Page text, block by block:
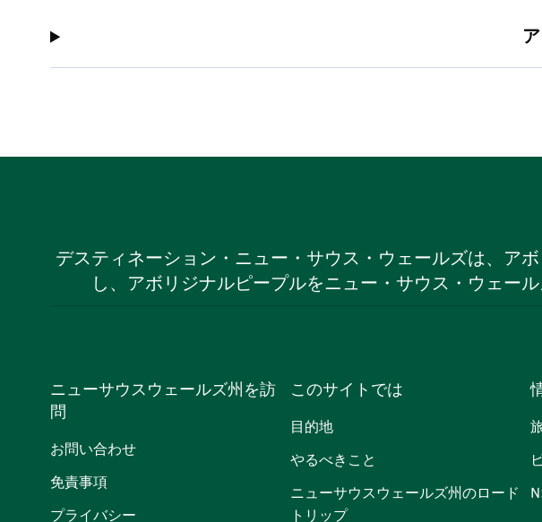
デスティネーション・ニュー・サウス・ウェールズは、ア
し、アボリジナルピープルをニュー・サウス・ウェー
ニューサウスウェールズ州を訪
問
お問い合わせ
免責事項
プライバシー
このサイトでは
目的地
やるべきこと
ニューサウスウェールズ州のロード
トリップ